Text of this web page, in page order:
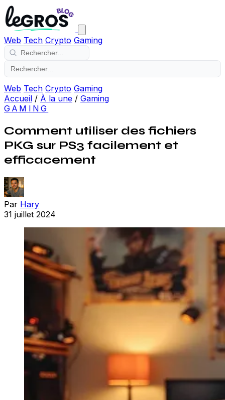
Web Tech Crypto Gaming
Web Tech Crypto Gaming
Accueil / À la une / Gaming
GAMING
Comment utiliser des fichiers
PKG sur PS3 facilement et
efficacement
Par Hary
31 juillet 2024